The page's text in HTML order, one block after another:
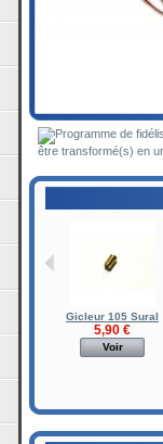
être transformé(s) en
Gicleur 105 Sural
5,90 €
Voir